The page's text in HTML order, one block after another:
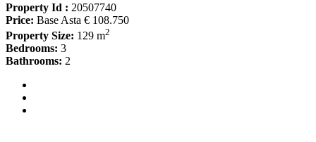
Property Id : 20507740
Price: Base Asta € 108.750
Property Size: 129 m2
Bedrooms: 3
Bathrooms: 2